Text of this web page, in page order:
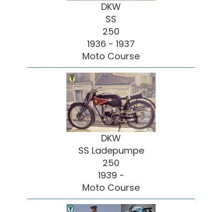
DKW
SS
250
1936 - 1937
Moto Course
DKW
SS Ladepumpe
250
1939 -
Moto Course